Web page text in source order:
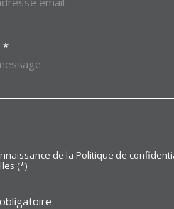
*
de la Politique de
(*)